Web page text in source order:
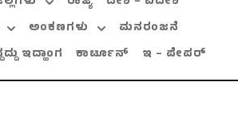
ಅಂಕಣಗಳು
ಮನರಂಜನೆ
ಇದ್ಹಾಂಗ ಕಾರ್ಟೂನ್ ಇ – ಪೇಪರ್